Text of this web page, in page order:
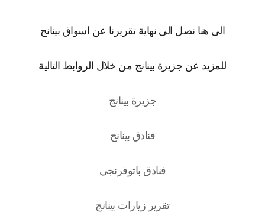
الى هنا نصل الى نهاية تقريرنا عن اسواق بينانج
للمزيد عن جزيرة بينانج من خلال الروابط التالية
جزيرة بينانج
فنادق بينانج
فنادق باتوفرنجي
تقرير زيارات بينانج